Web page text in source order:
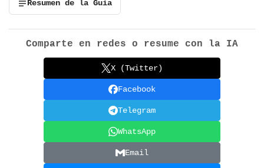
Resumen de la Guía
Comparte en redes o resume con la IA
X (Twitter)
Facebook
Telegram
WhatsApp
Email